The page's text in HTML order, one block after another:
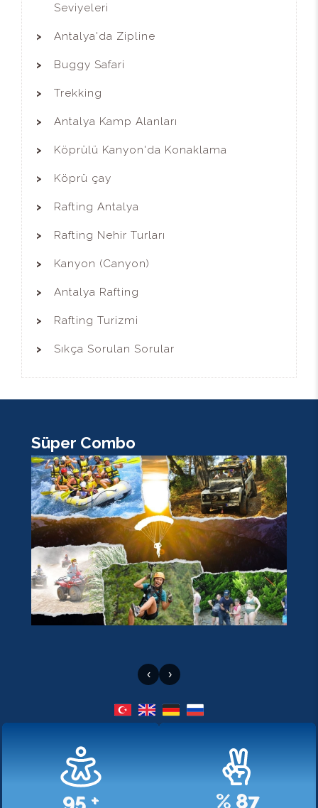
Seviyeleri
Antalya'da Zipline
Buggy Safari
Trekking
Antalya Kamp Alanları
Köprülü Kanyon'da Konaklama
Köprü çay
Rafting Antalya
Rafting Nehir Turları
Kanyon (Canyon)
Antalya Rafting
Rafting Turizmi
Sıkça Sorulan Sorular
Süper Combo
‹ ›
107 + % 98